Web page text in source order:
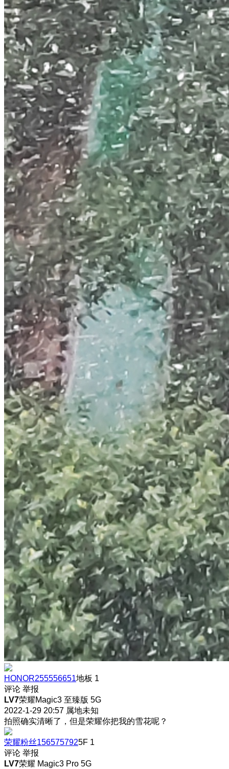
HONOR255556651地板 1
评论 举报
LV7荣耀Magic3 至臻版 5G
2022-1-29 20:57 属地未知
拍照确实清晰了，但是荣耀你把我的雪花呢？
荣耀粉丝1565757925F 1
评论 举报
LV7荣耀 Magic3 Pro 5G